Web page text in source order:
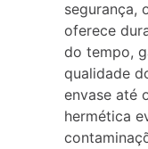
segurança,
oferece
do tempo,
qualidade
envase até
hermética